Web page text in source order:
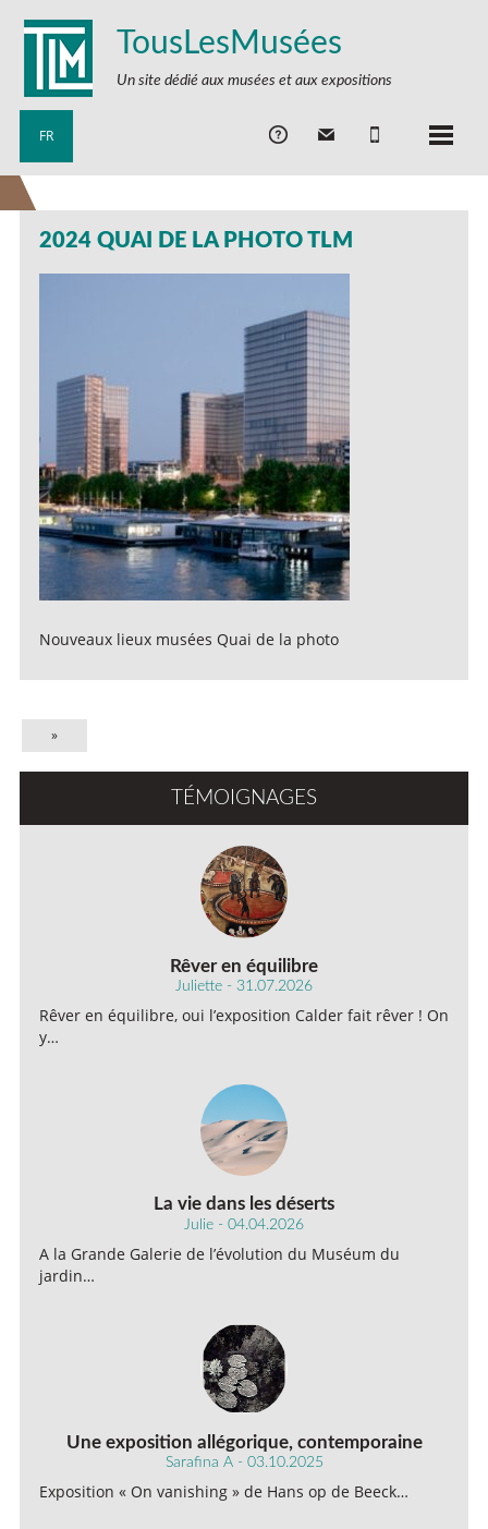
TousLesMusées
Un site dédié aux musées et aux expositions
FR
2024 QUAI DE LA PHOTO TLM
Nouveaux lieux musées Quai de la photo
»
TÉMOIGNAGES
Rêver en équilibre
Juliette - 31.07.2026
Rêver en équilibre, oui l’exposition Calder fait rêver ! On
y…
La vie dans les déserts
Julie - 04.04.2026
A la Grande Galerie de l’évolution du Muséum du
jardin…
Une exposition allégorique, contemporaine
Sarafina A - 03.10.2025
Exposition « On vanishing » de Hans op de Beeck…